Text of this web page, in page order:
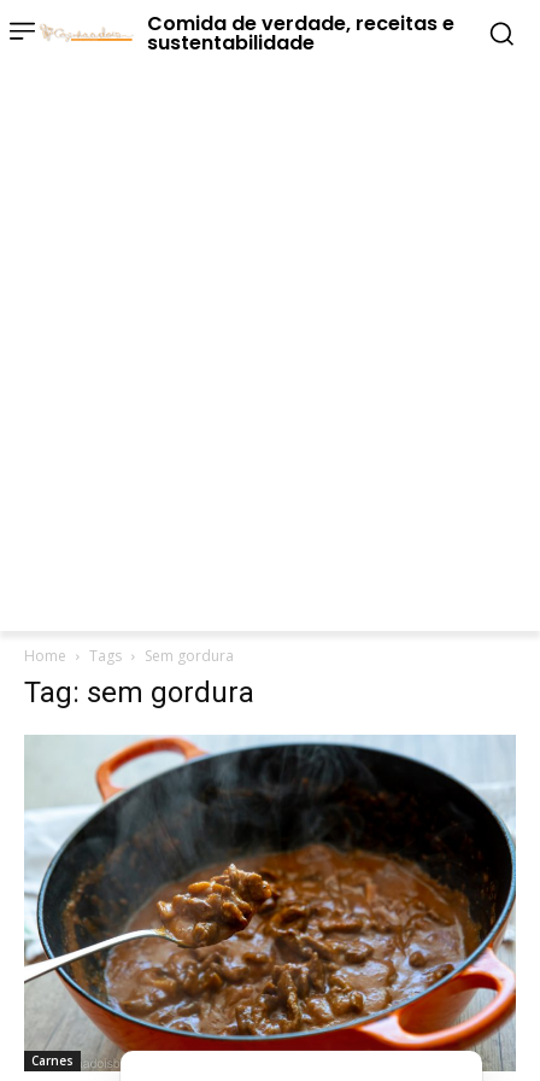
Comida de verdade, receitas e
sustentabilidade
Home Tags Sem gordura
Tag: sem gordura
Carnes